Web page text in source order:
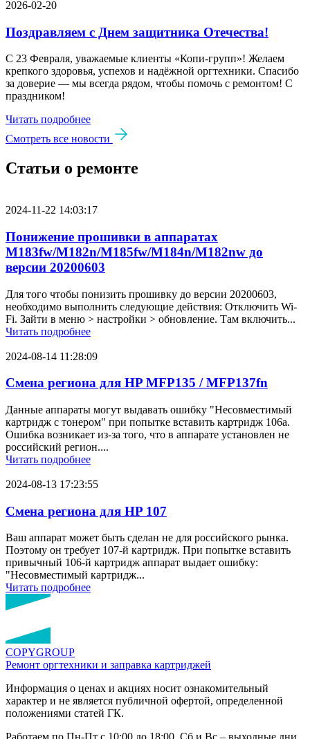
2026-02-20
Поздравляем с Днем защитника Отечества!
С 23 Февраля, уважаемые клиенты «Копи‑групп»! Желаем
крепкого здоровья, успехов и надёжной оргтехники. Спасибо
за доверие — мы всегда рядом, чтобы помочь с ремонтом! С
праздником!
Читать подробнее
Смотреть все новости
Статьи о ремонте
2024-11-22 14:03:17
Понижение прошивки в аппаратах
M183fw/M182n/M185fw/M184n/M182nw до
версии 20200603
Для того чтобы понизить прошивку до версии 20200603,
необходимо выполнить следующие действия: Отключить Wi-
Fi. Зайти в меню > настройки > обновление. Там включить...
Читать подробнее
2024-08-14 11:28:09
Смена региона для HP MFP135 / MFP137fn
Данные аппараты могут выдавать ошибку "Несовместимый
картридж с тонером" при попытке вставить картридж 106a.
Ошибка возникает из-за того, что в аппарате установлен не
российский регион....
Читать подробнее
2024-08-13 17:23:55
Смена региона для HP 107
Ваш аппарат может быть сделан не для российского рынка.
Поэтому он требует 107-й картридж. При попытке вставить
привычный 106-й картридж аппарат выдает ошибку:
"Несовместимый картридж...
Читать подробнее
COPYGROUP
Ремонт оргтехники и заправка картриджей
Информация о ценах и акциях носит ознакомительный
характер и не является публичной офертой, определенной
положениями статей ГК.